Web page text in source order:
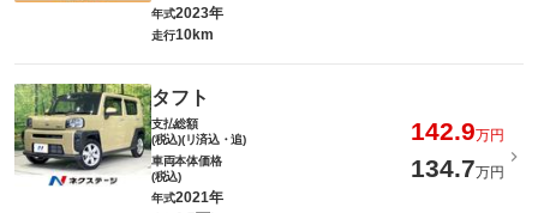
年式2023年
走行10km
タフト
支払総額
(税込)(リ済込・追)
142.9万円
車両本体価格
(税込)
134.7万円
年式2021年